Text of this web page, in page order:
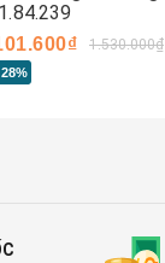
1.530.000₫